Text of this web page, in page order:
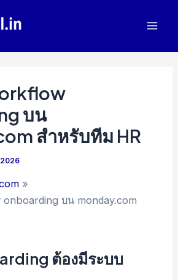
บน
สำหรับทีม HR
บน monday.com
ต้องมีระบบ